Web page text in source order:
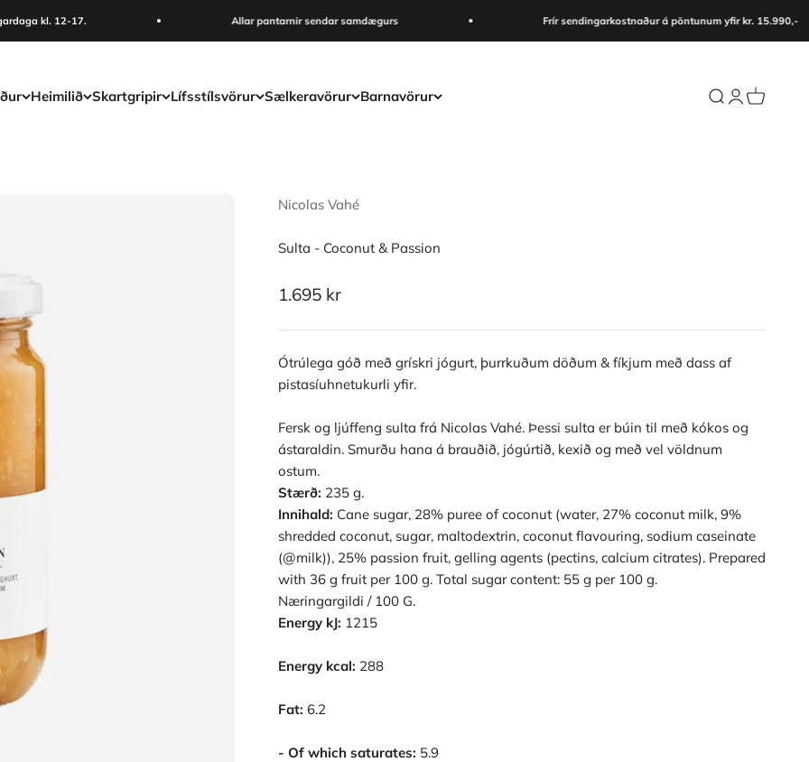
kl. 12-17. Allar pantarnir sendar samdægurs Frír sendingarkostnaður á pöntunum yfir kr. 15.990,-
Heimilið Skartgripir Lífsstílsvörur Sælkeravörur Barnavörur SearchLogin
Cart
Nicolas Vahé
Sulta - Coconut & Passion
Sale price
1.695 kr
Ótrúlega góð með grískri jógurt, þurrkuðum döðum & fíkjum með dass af
pistasíuhnetukurli yfir.
Fersk og ljúffeng sulta frá Nicolas Vahé. Þessi sulta er búin til með kókos og
ástaraldin. Smurðu hana á brauðið, jógúrtið, kexið og með vel völdnum
ostum.
Stærð: 235 g.
Innihald: Cane sugar, 28% puree of coconut (water, 27% coconut milk, 9%
shredded coconut, sugar, maltodextrin, coconut flavouring, sodium caseinate
(@milk)), 25% passion fruit, gelling agents (pectins, calcium citrates). Prepared
with 36 g fruit per 100 g. Total sugar content: 55 g per 100 g.
Næringargildi / 100 G.
Energy kJ: 1215
Energy kcal: 288
Fat: 6.2
- Of which saturates: 5.9